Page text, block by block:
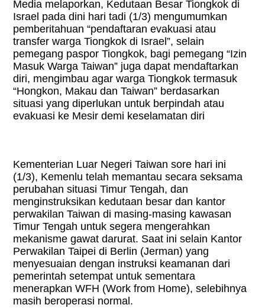
Media melaporkan, Kedutaan Besar Tiongkok di
Israel pada dini hari tadi (1/3) mengumumkan
pemberitahuan “pendaftaran evakuasi atau
transfer warga Tiongkok di Israel”, selain
pemegang paspor Tiongkok, bagi pemegang “Izin
Masuk Warga Taiwan” juga dapat mendaftarkan
diri, mengimbau agar warga Tiongkok termasuk
“Hongkon, Makau dan Taiwan” berdasarkan
situasi yang diperlukan untuk berpindah atau
evakuasi ke Mesir demi keselamatan diri
Kementerian Luar Negeri Taiwan sore hari ini
(1/3), Kemenlu telah memantau secara seksama
perubahan situasi Timur Tengah, dan
menginstruksikan kedutaan besar dan kantor
perwakilan Taiwan di masing-masing kawasan
Timur Tengah untuk segera mengerahkan
mekanisme gawat darurat. Saat ini selain Kantor
Perwakilan Taipei di Berlin (Jerman) yang
menyesuaian dengan instruksi keamanan dari
pemerintah setempat untuk sementara
menerapkan WFH (Work from Home), selebihnya
masih beroperasi normal.